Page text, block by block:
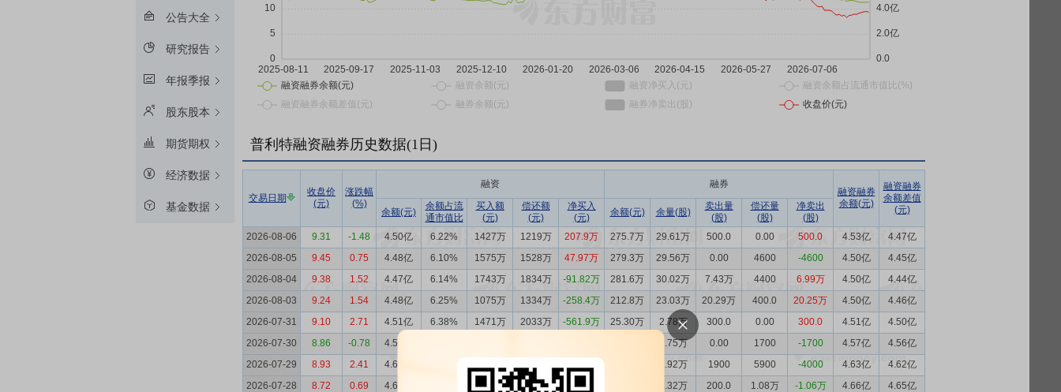
公告大全
研究报告
年报季报
股东股本
期货期权
经济数据
基金数据
普利特融资融券历史数据(1 日)
交易日期
收盘价
(元)
涨跌幅
(%)
融资 融券
融资融券
余额(元)
融资融券
余额差值
(元)
余额(元)
余额占流
通市值比
买入额
(元)
偿还额
(元)
净买入
(元)
余额(元) 余量(股)
卖出量
(股)
偿还量
(股)
净卖出
(股)
2026-08-06
9.31 -1.48 4.50亿 6.22% 1427万 1219万 207.9万 275.7万 29.61万 500.0 0.00 500.0 4.53亿
4.47亿
2026-08-05
9.45 0.75 4.48亿 6.10% 1575万 1528万 47.97万 279.3万 29.56万 0.00 4600 -4600 4.50亿
4.45亿
2026-08-04
9.38 1.52 4.47亿 6.14% 1743万 1834万 -91.82万 281.6万 30.02万 7.43万 4400 6.99万 4.50亿
4.44亿
2026-08-03
9.24 1.54 4.48亿 6.25% 1075万 1334万 -258.4万 212.8万 23.03万 20.29万 400.0 20.25万 4.50亿
4.46亿
2026-07-31
9.10 2.71 4.51亿 6.38% 1471万 2033万 -561.9万 25.30万 2.78万 300.0 0.00 300.0 4.51亿
4.50亿
2026-07-30
8.86 -0.78 4.56亿 2.75万 0.00 1700 -1700 4.57亿
4.56亿
2026-07-29
8.93 2.41 4.63亿 2.92万 1900 5900 -4000 4.63亿
4.62亿
2026-07-28
8.72 0.69 4.65亿 2006万 1829万 177.1万 3.32万 200.0 1.08万 -1.06万 4.66亿
4.65亿